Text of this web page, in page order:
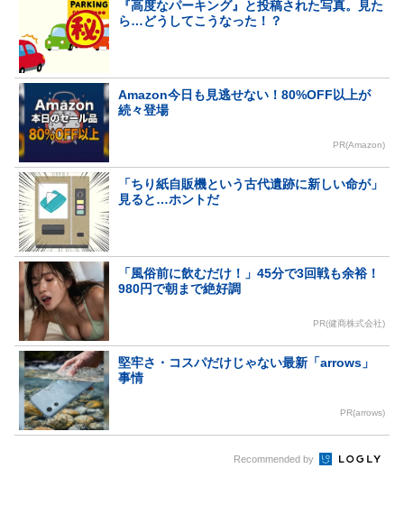
『高度なパーキング』と投稿された写真。見た
ら…どうしてこうなった！？
Amazon今日も見逃せない！80%OFF以上が
続々登場
PR(Amazon)
「ちり紙自販機という古代遺跡に新しい命が」
見ると…ホントだ
「風俗前に飲むだけ！」45分で3回戦も余裕！
980円で朝まで絶好調
PR(健商株式会社)
堅牢さ・コスパだけじゃない最新「arrows」
事情
PR(arrows)
Recommended by